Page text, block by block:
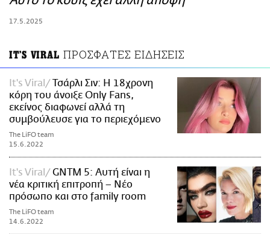
17.5.2025
IT'S VIRAL ΠΡΟΣΦΑΤΕΣ ΕΙΔΗΣΕΙΣ
It's Viral
Τσάρλι Σιν: Η 18χρονη
κόρη του άνοιξε Only Fans,
εκείνος διαφωνεί αλλά τη
συμβούλευσε για το περιεχόμενο
The LiFO team
15.6.2022
It's Viral
GNTM 5: Αυτή είναι η
νέα κριτική επιτροπή – Νέο
πρόσωπο και στο family room
The LiFO team
14.6.2022